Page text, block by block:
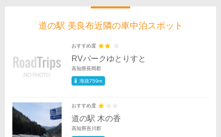
道の駅 美良布近隣の車中泊スポット
おすすめ度
RVパークゆとりすと
高知県長岡郡
海抜759m
おすすめ度
道の駅 木の香
高知県吾川郡